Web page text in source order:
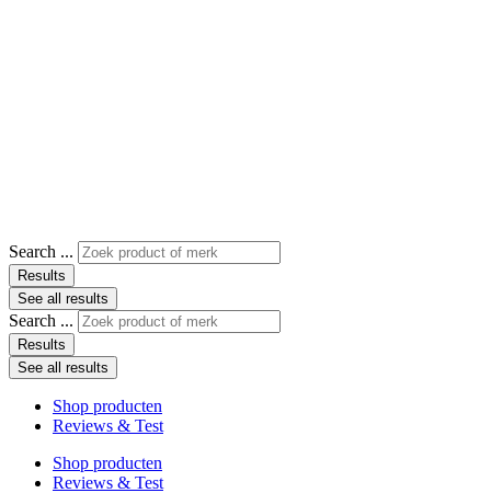
Search ...
Results
See all results
Search ...
Results
See all results
Shop producten
Reviews & Test
Shop producten
Reviews & Test